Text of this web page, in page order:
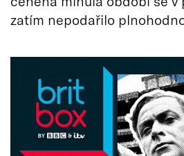
zatím nepodařilo